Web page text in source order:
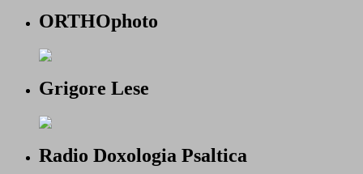
ORTHOphoto
Grigore Lese
Radio Doxologia Psaltica